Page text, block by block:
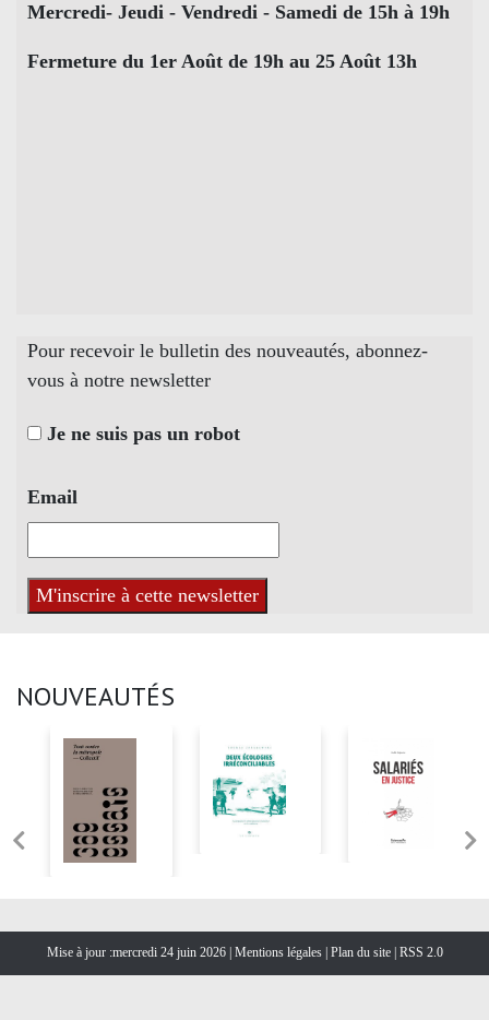
Mercredi- Jeudi - Vendredi - Samedi de 15h à 19h
Fermeture du 1er Août de 19h au 25 Août 13h
Pour recevoir le bulletin des nouveautés, abonnez-
vous à notre newsletter
Je ne suis pas un robot
Email
NOUVEAUTÉS
Mise à jour :mercredi 24 juin 2026 | Mentions légales Plan du site RSS 2.0